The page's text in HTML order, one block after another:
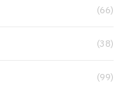
(66)
(38)
(99)